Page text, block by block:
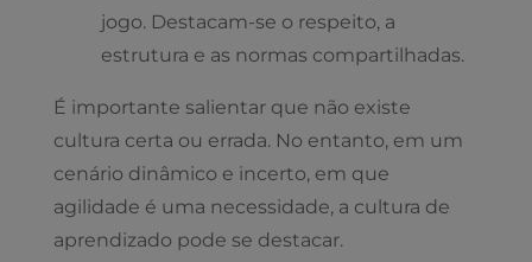
jogo. Destacam-se o respeito, a
estrutura e as normas compartilhadas.
É importante salientar que não existe
cultura certa ou errada. No entanto, em um
cenário dinâmico e incerto, em que
agilidade é uma necessidade, a cultura de
aprendizado pode se destacar.